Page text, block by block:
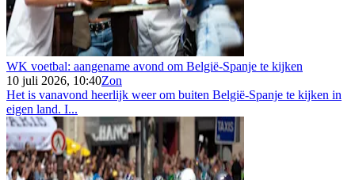
WK voetbal: aangename avond om België-Spanje te kijken
10 juli 2026, 10:40Zon
Het is vanavond heerlijk weer om buiten België-Spanje te kijken in
eigen land. I...